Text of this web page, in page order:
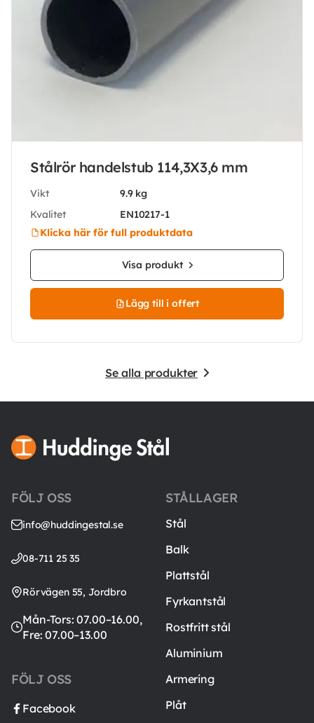
Stålrör handelstub 114,3X3,6 mm
Vikt
9.9 kg
Kvalitet
EN10217-1
Klicka här för full produktdata
Visa produkt
Lägg till i offert
Se alla produkter
FÖLJ OSS
info@huddingestal.se
08-711 25 35
Rörvägen 55, Jordbro
Mån-Tors: 07.00–16.00,
Fre: 07.00–13.00
FÖLJ OSS
Facebook
STÅLLAGER
Stål
Balk
Plattstål
Fyrkantstål
Rostfritt stål
Aluminium
Armering
Plåt